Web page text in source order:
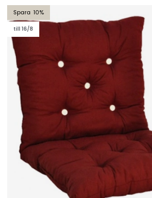
10
till 16/8
Lågvikdyna, flock - bordeaux